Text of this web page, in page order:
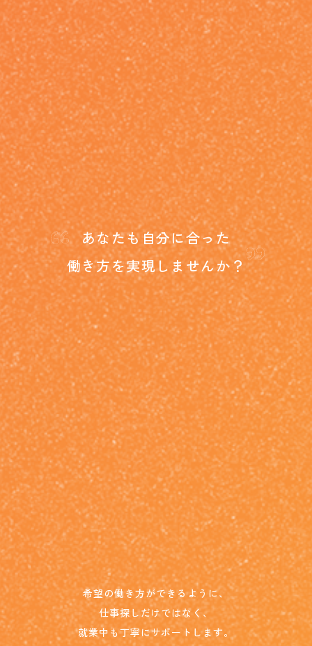
“ あなたも自分に合った
働き方を実現しませんか？”
希望の働き方ができるように、
仕事探しだけではなく、
就業中も丁寧にサポートします。